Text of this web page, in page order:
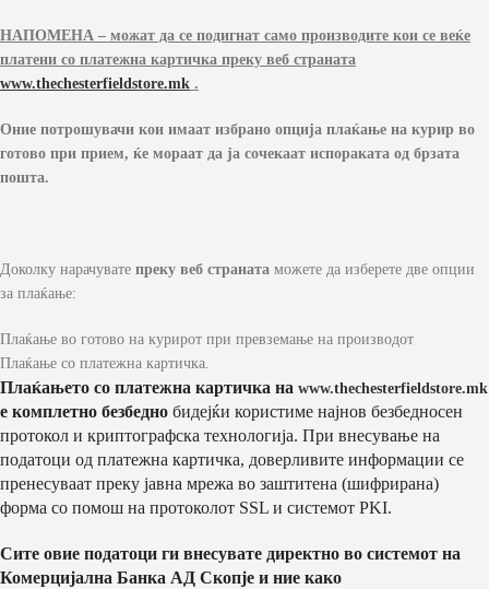
НАПОМЕНА – можат да се подигнат само производите кои се веќе
платени со платежна картичка преку веб страната
www.thechesterfieldstore.mk .
Оние потрошувачи кои имаат избрано опција плаќање на курир во
готово при прием, ќе мораат да ја сочекаат испораката од брзата
пошта.
Доколку нарачувате преку веб страната можете да изберете две опции
за плаќање:
Плаќање во готово на курирот при превземање на производот
Плаќање со платежна картичка.
Плаќањето со платежна картичка на www.thechesterfieldstore.mk
е комплетно безбедно бидејќи користиме најнов безбедносен
протокол и криптографска технологија. При внесување на
податоци од платежна картичка, доверливите информации се
пренесуваат преку јавна мрежа во заштитена (шифрирана)
форма со помош на протоколот SSL и системот PKI.
Сите овие податоци ги внесувате директно во системот на
Комерцијална Банка АД Скопје и ние како